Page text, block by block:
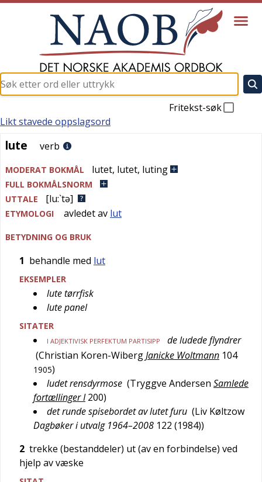
Fritekst-søk
lute
Likt stavede oppslagsord
lute verb
MODERAT BOKMÅL lutet, lutet, luting
FULL BOKMÅLSNORM
UTTALE
[lu:`tə]
ETYMOLOGI avledet av lut
BETYDNING OG BRUK
1 behandle med lut
EKSEMPLER
lute tørrfisk
lute panel
SITATER
I ADJEKTIVISK PERFEKTUM PARTISIPP
de ludede flyndrer
(Christian Koren-WibergJanicke Woltmann 104
1905)
ludet rensdyrmose (Tryggve Andersen Samlede
fortællinger I 200)
det runde spisebordet av lutet furu (Liv Køltzow
Dagbøker i utvalg 1964–2008 122 (1984))
2 trekke (bestanddeler) ut (av en forbindelse) ved
hjelp av væske